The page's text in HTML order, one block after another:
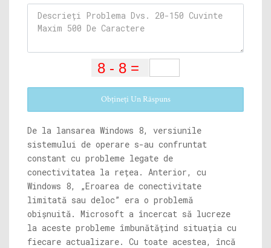
Obțineți Un Răspuns
De la lansarea Windows 8, versiunile
sistemului de operare s-au confruntat
constant cu probleme legate de
conectivitatea la rețea. Anterior, cu
Windows 8, „Eroarea de conectivitate
limitată sau deloc” era o problemă
obișnuită. Microsoft a încercat să lucreze
la aceste probleme îmbunătățind situația cu
fiecare actualizare. Cu toate acestea, încă